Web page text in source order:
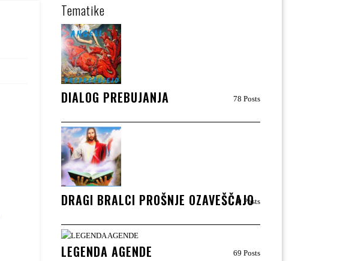
Tematike
DIALOG PREBUJANJA 78 Posts
DRAGI BRALCI PROŠNJE OZAVEŠČAJO
9 Posts
LEGENDA AGENDE 69 Posts